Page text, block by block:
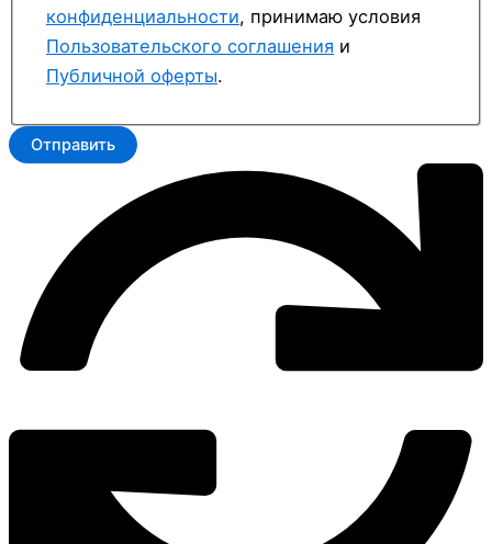
конфиденциальности, принимаю условия
Пользовательского соглашения и
Публичной оферты.
Отправить